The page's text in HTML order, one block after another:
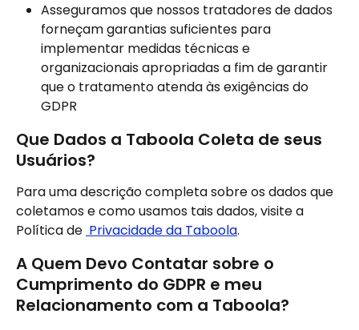
Asseguramos que nossos tratadores de dados
forneçam garantias suficientes para
implementar medidas técnicas e
organizacionais apropriadas a fim de garantir
que o tratamento atenda às exigências do
GDPR
Que Dados a Taboola Coleta de seus
Usuários?
Para uma descrição completa sobre os dados que
coletamos e como usamos tais dados, visite a
Política de Privacidade da Taboola.
A Quem Devo Contatar sobre o
Cumprimento do GDPR e meu
Relacionamento com a Taboola?